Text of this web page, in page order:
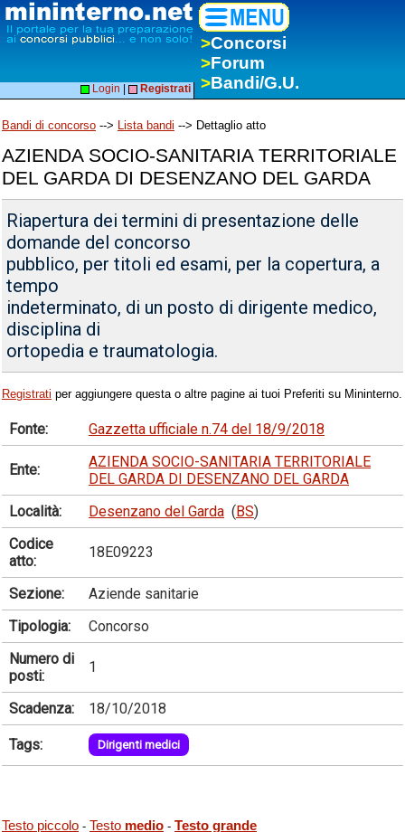
>Concorsi
>Forum
>Bandi/G.U.
Login Registrati
Bandi di concorso --> Lista bandi --> Dettaglio atto
AZIENDA SOCIO-SANITARIA TERRITORIALE
DEL GARDA DI DESENZANO DEL GARDA
Riapertura dei termini di presentazione delle
domande del concorso
pubblico, per titoli ed esami, per la copertura, a
tempo
indeterminato, di un posto di dirigente medico,
disciplina di
ortopedia e traumatologia.
Registrati per aggiungere questa o altre pagine ai tuoi Preferiti su Mininterno.
Fonte: Gazzetta ufficiale n.74 del 18/9/2018
Ente:
AZIENDA SOCIO-SANITARIA TERRITORIALE
DEL GARDA DI DESENZANO DEL GARDA
Località:
Desenzano del Garda (BS)
Codice
atto:
18E09223
Sezione:
Aziende sanitarie
Tipologia:
Concorso
Numero di
posti:
1
Scadenza: 18/10/2018
Tags: Dirigenti medici
Testo piccolo - Testo medio - Testo grande